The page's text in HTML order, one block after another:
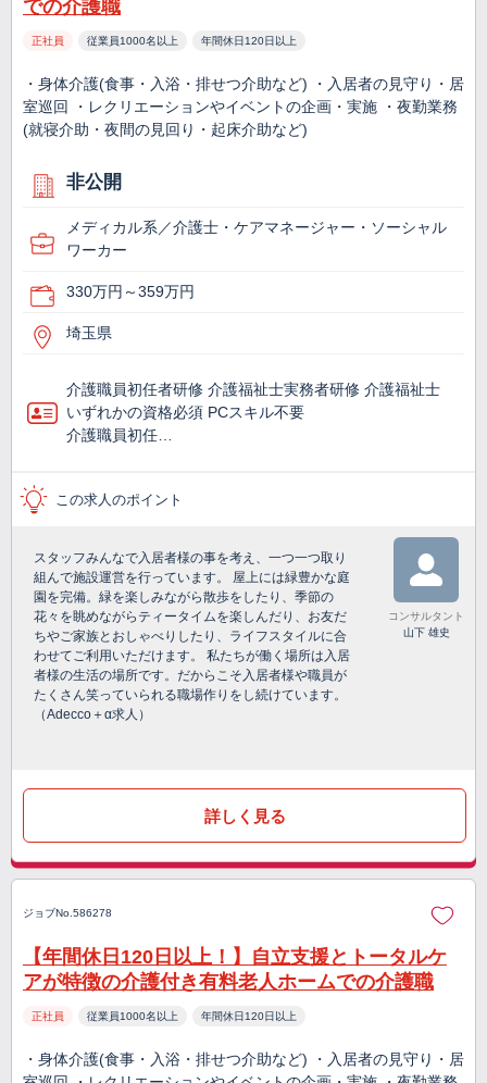
での介護職
正社員 従業員1000名以上 年間休日120日以上
・身体介護(食事・入浴・排せつ介助など) ・入居者の見守り・居
室巡回 ・レクリエーションやイベントの企画・実施 ・夜勤業務
(就寝介助・夜間の見回り・起床介助など)
非公開
メディカル系／介護士・ケアマネージャー・ソーシャル
ワーカー
330万円～359万円
埼玉県
介護職員初任者研修 介護福祉士実務者研修 介護福祉士
いずれかの資格必須 PCスキル不要
介護職員初任…
この求人のポイント
スタッフみんなで入居者様の事を考え、一つ一つ取り
組んで施設運営を行っています。 屋上には緑豊かな庭
園を完備。緑を楽しみながら散歩をしたり、季節の
花々を眺めながらティータイムを楽しんだり、お友だ
ちやご家族とおしゃべりしたり、ライフスタイルに合
わせてご利用いただけます。 私たちが働く場所は入居
者様の生活の場所です。だからこそ入居者様や職員が
たくさん笑っていられる職場作りをし続けています。
（Adecco＋α求人）
コンサルタント
山下 雄史
詳しく見る
ジョブNo.586278
【年間休日120日以上！】自立支援とトータルケ
アが特徴の介護付き有料老人ホームでの介護職
正社員 従業員1000名以上 年間休日120日以上
・身体介護(食事・入浴・排せつ介助など) ・入居者の見守り・居